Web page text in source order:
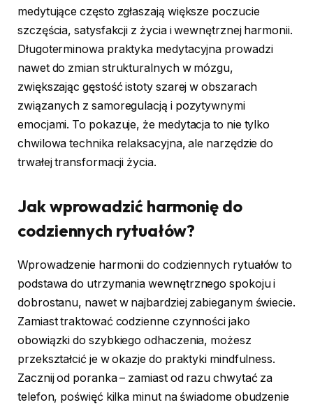
medytujące często zgłaszają większe poczucie
szczęścia, satysfakcji z życia i wewnętrznej harmonii.
Długoterminowa praktyka medytacyjna prowadzi
nawet do zmian strukturalnych w mózgu,
zwiększając gęstość istoty szarej w obszarach
związanych z samoregulacją i pozytywnymi
emocjami. To pokazuje, że medytacja to nie tylko
chwilowa technika relaksacyjna, ale narzędzie do
trwałej transformacji życia.
Jak wprowadzić harmonię do
codziennych rytuałów?
Wprowadzenie harmonii do codziennych rytuałów to
podstawa do utrzymania wewnętrznego spokoju i
dobrostanu, nawet w najbardziej zabieganym świecie.
Zamiast traktować codzienne czynności jako
obowiązki do szybkiego odhaczenia, możesz
przekształcić je w okazje do praktyki mindfulness.
Zacznij od poranka – zamiast od razu chwytać za
telefon, poświęć kilka minut na świadome obudzenie